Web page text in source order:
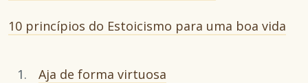
10 princípios do Estoicismo para uma boa vida
Aja de forma virtuosa